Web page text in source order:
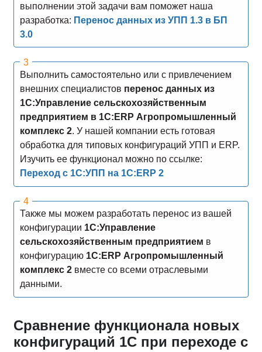
выполнении этой задачи вам поможет наша
разработка: Перенос данных из УПП 1.3 в БП
3.0
Выполнить самостоятельно или с привлечением
внешних специалистов перенос данных из
1С:Управление сельскохозяйственным
предприятием в 1С:ERP Агропромышленный
комплекс 2. У нашей компании есть готовая
обработка для типовых конфигураций УПП и ERP.
Изучить ее функционал можно по ссылке:
Переход с 1С:УПП на 1С:ERP 2
Также мы можем разработать перенос из вашей
конфигурации 1С:Управление
сельскохозяйственным предприятием в
конфигурацию 1С:ERP Агропромышленный
комплекс 2вместе со всеми отраслевыми
данными.
Сравнение функционала новых
конфигураций 1С при переходе с